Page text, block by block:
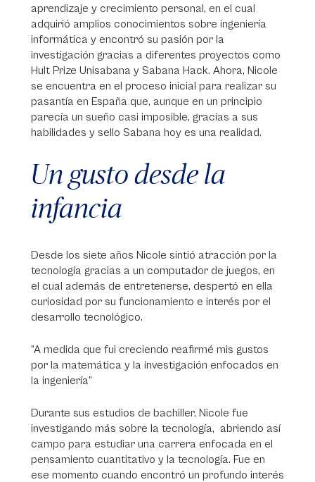
aprendizaje y crecimiento personal, en el cual
adquirió amplios conocimientos sobre ingeniería
informática y encontró su pasión por la
investigación gracias a diferentes proyectos como
Hult Prize Unisabana y Sabana Hack. Ahora, Nicole
se encuentra en el proceso inicial para realizar su
pasantía en España que, aunque en un principio
parecía un sueño casi imposible, gracias a sus
habilidades y sello Sabana hoy es una realidad.
Un gusto desde la
infancia
Desde los siete años Nicole sintió atracción por la
tecnología gracias a un computador de juegos, en
el cual además de entretenerse, despertó en ella
curiosidad por su funcionamiento e interés por el
desarrollo tecnológico.
“A medida que fui creciendo reafirmé mis gustos
por la matemática y la investigación enfocados en
la ingeniería”
Durante sus estudios de bachiller, Nicole fue
investigando más sobre la tecnología, abriendo así
campo para estudiar una carrera enfocada en el
pensamiento cuantitativo y la tecnología. Fue en
ese momento cuando encontró un profundo interés